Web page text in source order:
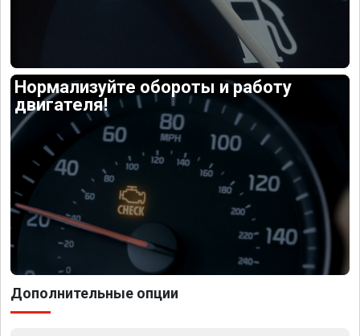
Нормализуйте обороты и работу
двигателя!
Дополнительные опции